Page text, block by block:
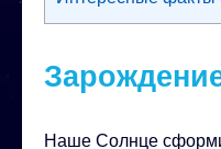
Наше Солнце